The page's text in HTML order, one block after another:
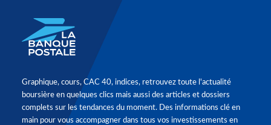
Graphique, cours, CAC 40, indices, retrouvez toute l'actualité
boursière en quelques clics mais aussi des articles et dossiers
complets sur les tendances du moment. Des informations clé en
main pour vous accompagner dans tous vos investissements en